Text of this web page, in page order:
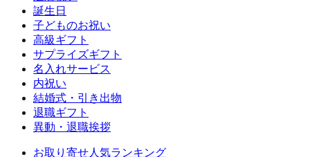
誕生日
子どものお祝い
高級ギフト
サプライズギフト
名入れサービス
内祝い
結婚式・引き出物
退職ギフト
異動・退職挨拶
お取り寄せ人気ランキング